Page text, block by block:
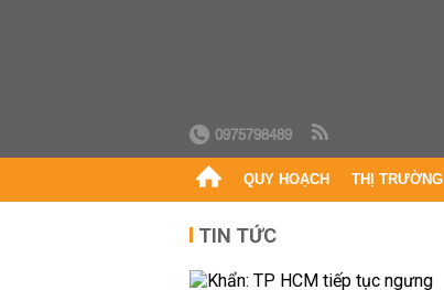
0975798489
QUY HOẠCH THỊ TRƯỜNG
TIN TỨC